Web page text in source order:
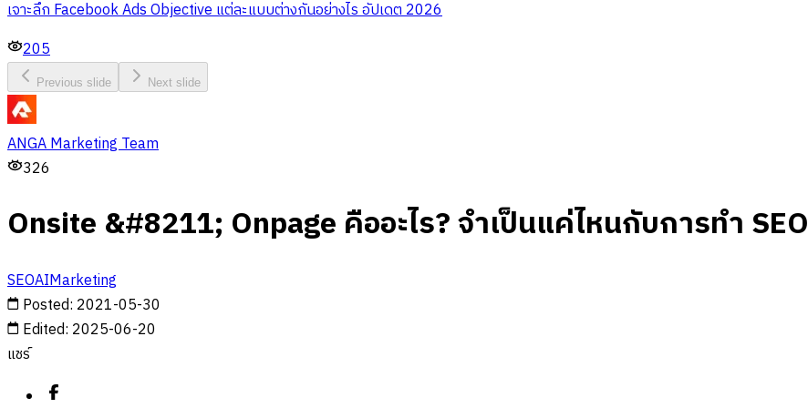
เจาะลึก Facebook Ads Objective แต่ละแบบต่างกันอย่างไร อัปเดต 2026
205
Previous slide Next slide
ANGA Marketing Team
326
Onsite &#8211; Onpage คืออะไร? จำเป็นแค่ไหนกับการทำ SEO
SEOAIMarketing
Posted: 2021-05-30
Edited: 2025-06-20
แชร์